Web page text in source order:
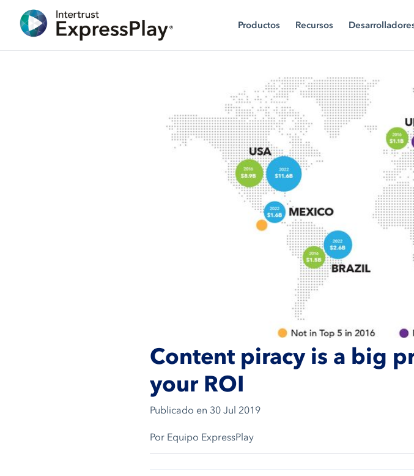
Productos Recursos
Content piracy is a big
your ROI
Publicado en 30 Jul 2019
Por Equipo ExpressPlay